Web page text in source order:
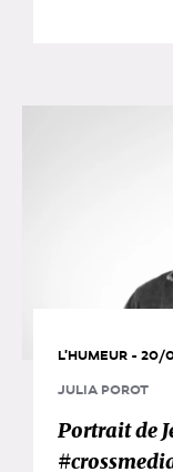
L'HUMEUR - 20/
JULIA POROT
Portrait de